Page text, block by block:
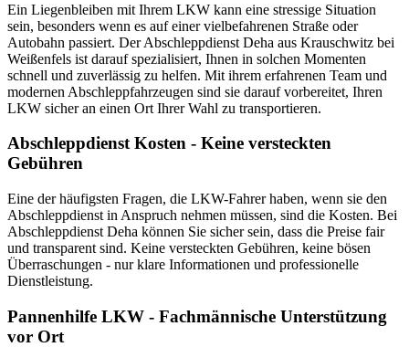
Ein Liegenbleiben mit Ihrem LKW kann eine stressige Situation
sein, besonders wenn es auf einer vielbefahrenen Straße oder
Autobahn passiert. Der Abschleppdienst Deha aus Krauschwitz bei
Weißenfels ist darauf spezialisiert, Ihnen in solchen Momenten
schnell und zuverlässig zu helfen. Mit ihrem erfahrenen Team und
modernen Abschleppfahrzeugen sind sie darauf vorbereitet, Ihren
LKW sicher an einen Ort Ihrer Wahl zu transportieren.
Abschleppdienst Kosten - Keine versteckten
Gebühren
Eine der häufigsten Fragen, die LKW-Fahrer haben, wenn sie den
Abschleppdienst in Anspruch nehmen müssen, sind die Kosten. Bei
Abschleppdienst Deha können Sie sicher sein, dass die Preise fair
und transparent sind. Keine versteckten Gebühren, keine bösen
Überraschungen - nur klare Informationen und professionelle
Dienstleistung.
Pannenhilfe LKW - Fachmännische Unterstützung
vor Ort